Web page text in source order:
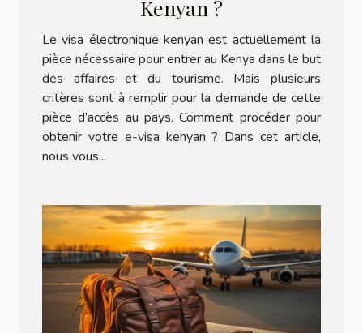
Kenyan ?
Le visa électronique kenyan est actuellement la
pièce nécessaire pour entrer au Kenya dans le but
des affaires et du tourisme. Mais plusieurs
critères sont à remplir pour la demande de cette
pièce d’accès au pays. Comment procéder pour
obtenir votre e-visa kenyan ? Dans cet article,
nous vous...